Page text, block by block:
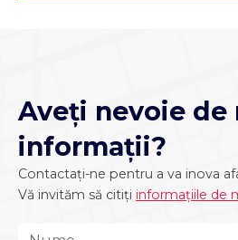
Aveți nevoie
informații?
Contactați-ne pentru a va inova
Vă invităm să citiți informațiile de